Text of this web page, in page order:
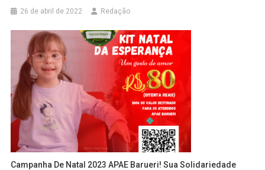
26 de abril de 2022 Redação
Campanha De Natal 2023 APAE Barueri! Sua Solidariedade